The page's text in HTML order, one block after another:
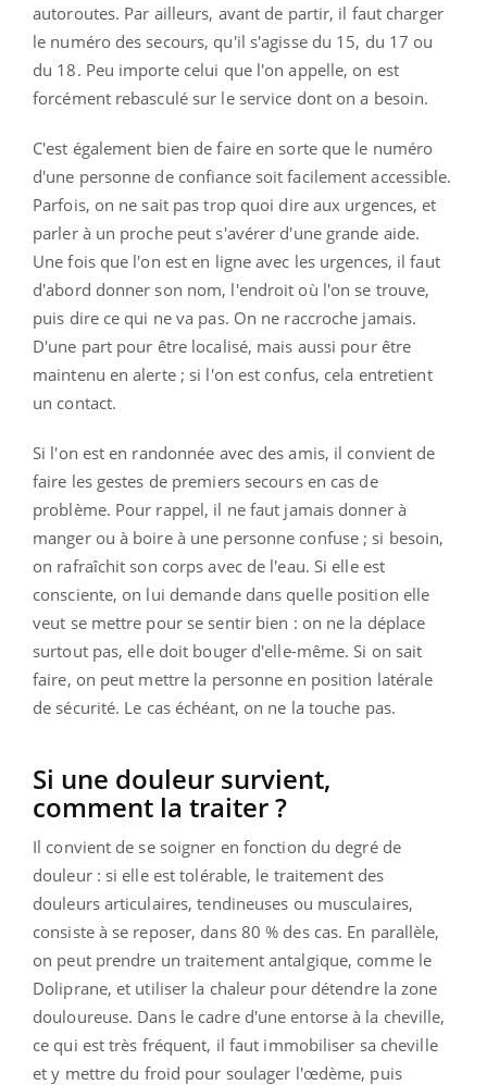
autoroutes. Par ailleurs, avant de partir, il faut charger
le numéro des secours, qu'il s'agisse du 15, du 17 ou
du 18. Peu importe celui que l'on appelle, on est
forcément rebasculé sur le service dont on a besoin.
C'est également bien de faire en sorte que le numéro
d'une personne de confiance soit facilement accessible.
Parfois, on ne sait pas trop quoi dire aux urgences, et
parler à un proche peut s'avérer d'une grande aide.
Une fois que l'on est en ligne avec les urgences, il faut
d'abord donner son nom, l'endroit où l'on se trouve,
puis dire ce qui ne va pas. On ne raccroche jamais.
D'une part pour être localisé, mais aussi pour être
maintenu en alerte ; si l'on est confus, cela entretient
un contact.
Si l'on est en randonnée avec des amis, il convient de
faire les gestes de premiers secours en cas de
problème. Pour rappel, il ne faut jamais donner à
manger ou à boire à une personne confuse ; si besoin,
on rafraîchit son corps avec de l'eau. Si elle est
consciente, on lui demande dans quelle position elle
veut se mettre pour se sentir bien : on ne la déplace
surtout pas, elle doit bouger d'elle-même. Si on sait
faire, on peut mettre la personne en position latérale
de sécurité. Le cas échéant, on ne la touche pas.
Si une douleur survient,
comment la traiter ?
Il convient de se soigner en fonction du degré de
douleur : si elle est tolérable, le traitement des
douleurs articulaires, tendineuses ou musculaires,
consiste à se reposer, dans 80 % des cas. En parallèle,
on peut prendre un traitement antalgique, comme le
Doliprane, et utiliser la chaleur pour détendre la zone
douloureuse. Dans le cadre d'une entorse à la cheville,
ce qui est très fréquent, il faut immobiliser sa cheville
et y mettre du froid pour soulager l'œdème, puis